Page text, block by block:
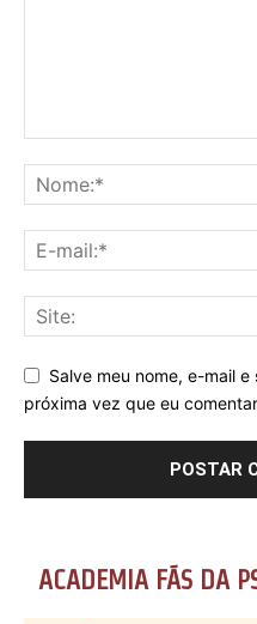
Salve meu nome, e-mail
próxima vez que eu
ACADEMIA FÃS DA